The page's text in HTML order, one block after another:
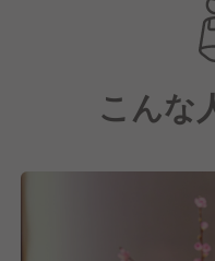
「離〜HANARE」で
おばんざいの安心感
ある“ちょうどいいご
びや調理法に配慮し
ながらも満足感を損
こんな